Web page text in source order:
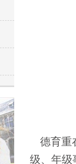
德育重
级、年级